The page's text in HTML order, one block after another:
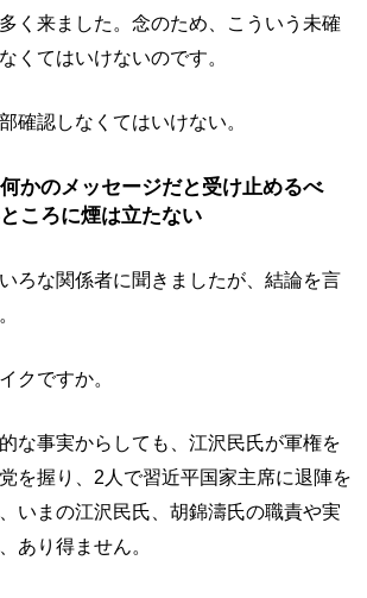
く来ました。念のため、こういう未確
くてはいけないのです。
確認しなくてはいけない。
かのメッセージだと受け止めるべ
ころに煙は立たない
ろな関係者に聞きましたが、結論を言
クですか。
な事実からしても、江沢民氏が軍権を
を握り、2人で習近平国家主席に退陣を
いまの江沢民氏、胡錦濤氏の職責や実
あり得ません。